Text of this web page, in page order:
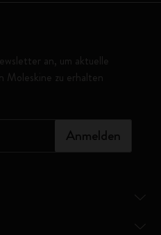
an, um aktuelle
Moleskine zu erhalten
Anmelden